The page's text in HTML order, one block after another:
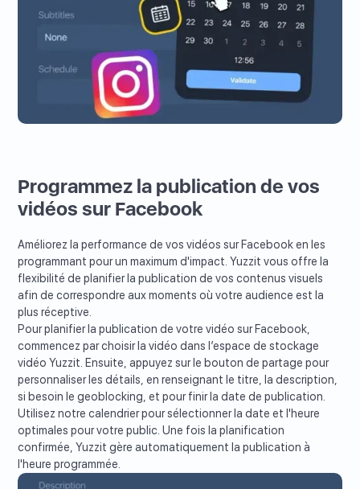
Programmez la publication de vos
vidéos sur Facebook
Améliorez la performance de vos vidéos sur Facebook en les
programmant pour un maximum d'impact. Yuzzit vous offre la
flexibilité de planifier la publication de vos contenus visuels
afin de correspondre aux moments où votre audience est la
plus réceptive.
Pour planifier la publication de votre vidéo sur Facebook,
commencez par choisir la vidéo dans l’espace de stockage
vidéo Yuzzit. Ensuite, appuyez sur le bouton de partage pour
personnaliser les détails, en renseignant le titre, la description,
si besoin le geoblocking, et pour finir la date de publication.
Utilisez notre calendrier pour sélectionner la date et l'heure
optimales pour votre public. Une fois la planification
confirmée, Yuzzit gère automatiquement la publication à
l'heure programmée.